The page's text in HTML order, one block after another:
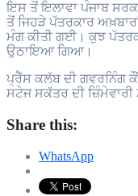
ਇਸ ਤੋਂ ਇਲਾਵਾ ਪੰਜਾਬ
ਤੋਂ ਜਿਹੜੇ ਪੱਤਰਕਾਰ
ਮੰਗ ਕੀਤੀ ਗਈ। ਕੁਝ
ਉਠਾਇਆ ਗਿਆ।
ਪ੍ਰੈੱਸ ਕਲੱਬ ਦੀ ਗਵਰਨਿੰਗ
ਸਟੇਜ ਸਕੱਤਰ ਦੀ
Share this:
WhatsApp